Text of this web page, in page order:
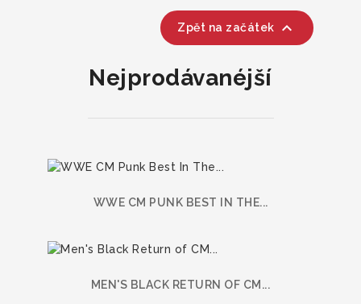
Zpět na začátek 
Nejprodávanéjší
WWE CM PUNK BEST IN THE...
MEN'S BLACK RETURN OF CM...